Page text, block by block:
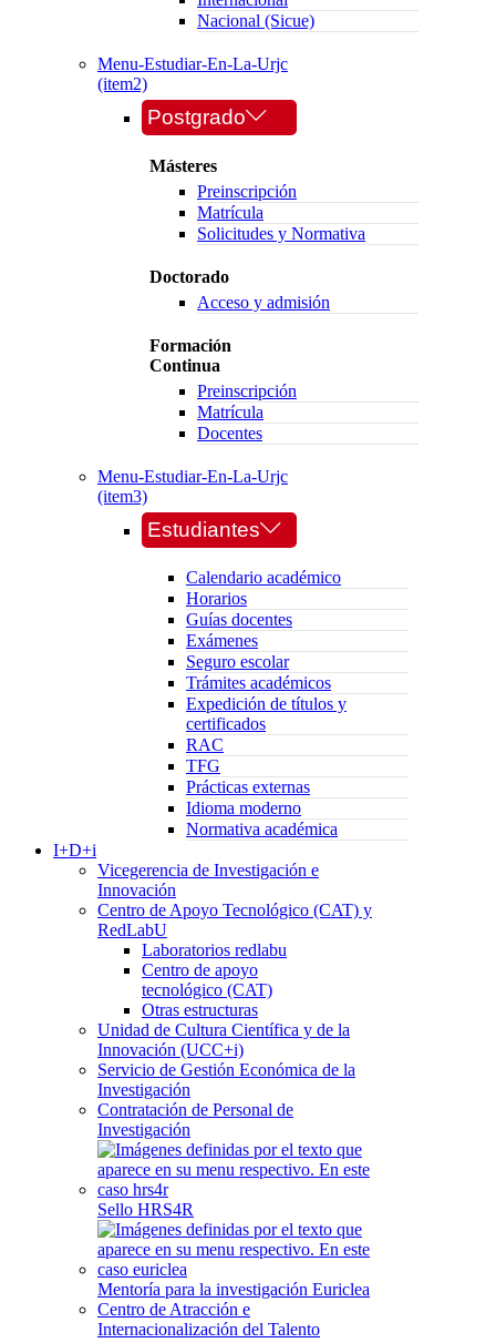
Nacional (Sicue)
Menu-Estudiar-En-La-Urjc
(item2)
Postgrado
Másteres
Preinscripción
Matrícula
Solicitudes y Normativa
Doctorado
Acceso y admisión
Formación
Continua
Preinscripción
Matrícula
Docentes
Menu-Estudiar-En-La-Urjc
(item3)
Estudiantes
Calendario académico
Horarios
Guías docentes
Exámenes
Seguro escolar
Trámites académicos
Expedición de títulos y
certificados
RAC
TFG
Prácticas externas
Idioma moderno
Normativa académica
I+D+i
Vicegerencia de Investigación e
Innovación
Centro de Apoyo Tecnológico (CAT) y
RedLabU
Laboratorios redlabu
Centro de apoyo
tecnológico (CAT)
Otras estructuras
Unidad de Cultura Científica y de la
Innovación (UCC+i)
Servicio de Gestión Económica de la
Investigación
Contratación de Personal de
Investigación
Sello HRS4R
Mentoría para la investigación Euriclea
Centro de Atracción e
Internacionalización del Talento